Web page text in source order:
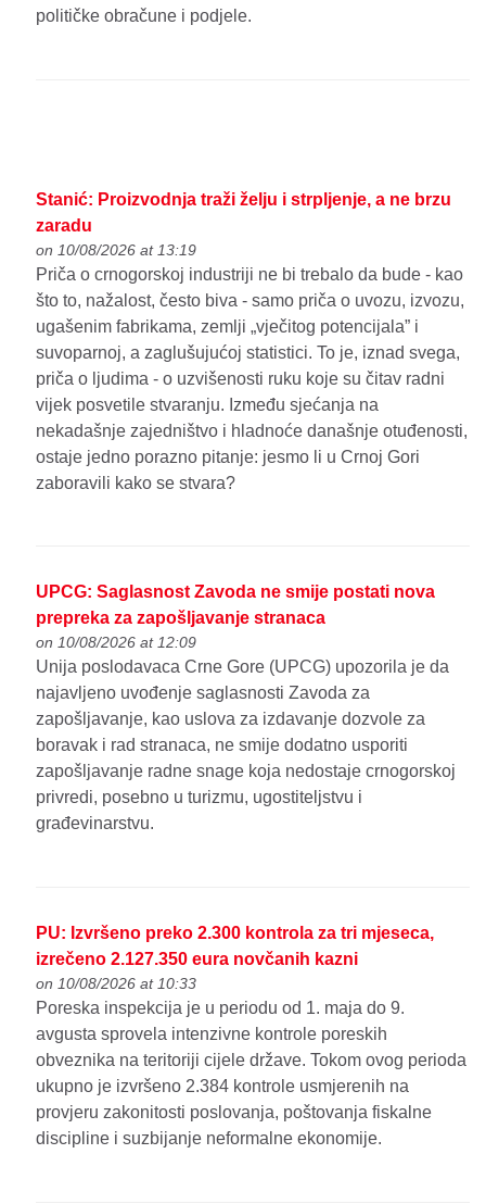
političke obračune i podjele.
Stanić: Proizvodnja traži želju i strpljenje, a ne brzu
zaradu
on 10/08/2026 at 13:19
Priča o crnogorskoj industriji ne bi trebalo da bude - kao
što to, nažalost, često biva - samo priča o uvozu, izvozu,
ugašenim fabrikama, zemlji „vječitog potencijala” i
suvoparnoj, a zaglušujućoj statistici. To je, iznad svega,
priča o ljudima - o uzvišenosti ruku koje su čitav radni
vijek posvetile stvaranju. Između sjećanja na
nekadašnje zajedništvo i hladnoće današnje otuđenosti,
ostaje jedno porazno pitanje: jesmo li u Crnoj Gori
zaboravili kako se stvara?
UPCG: Saglasnost Zavoda ne smije postati nova
prepreka za zapošljavanje stranaca
on 10/08/2026 at 12:09
Unija poslodavaca Crne Gore (UPCG) upozorila je da
najavljeno uvođenje saglasnosti Zavoda za
zapošljavanje, kao uslova za izdavanje dozvole za
boravak i rad stranaca, ne smije dodatno usporiti
zapošljavanje radne snage koja nedostaje crnogorskoj
privredi, posebno u turizmu, ugostiteljstvu i
građevinarstvu.
PU: Izvršeno preko 2.300 kontrola za tri mjeseca,
izrečeno 2.127.350 eura novčanih kazni
on 10/08/2026 at 10:33
Poreska inspekcija je u periodu od 1. maja do 9.
avgusta sprovela intenzivne kontrole poreskih
obveznika na teritoriji cijele države. Tokom ovog perioda
ukupno je izvršeno 2.384 kontrole usmjerenih na
provjeru zakonitosti poslovanja, poštovanja fiskalne
discipline i suzbijanje neformalne ekonomije.